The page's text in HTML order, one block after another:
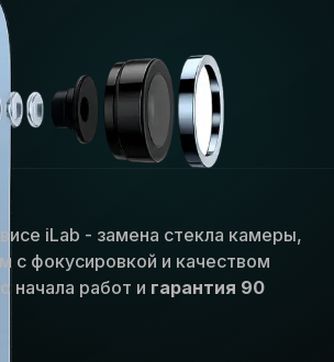
iLab - замена стекла камеры,
с фокусировкой и качеством
начала работ и гарантия 90